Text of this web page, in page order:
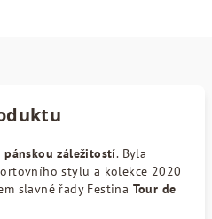
pánskou záležitostí. Byla
stylu a kolekce 2020
slavné řady Festina Tour de